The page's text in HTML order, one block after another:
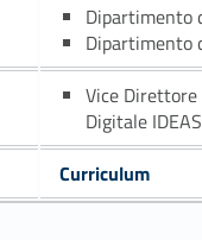
Dipartimento
Dipartimento
Vice
Digitale IDEAS
Curriculum